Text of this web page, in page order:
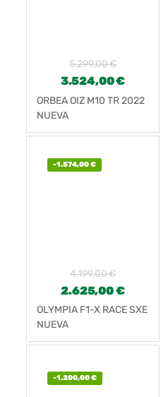
5.299,00€
3.524,00€
ORBEA OIZ M10 TR 2022
NUEVA
-1.574,00€
4.199,00€
2.625,00€
OLYMPIA F1-X RACE SXE
NUEVA
-1.200,00€